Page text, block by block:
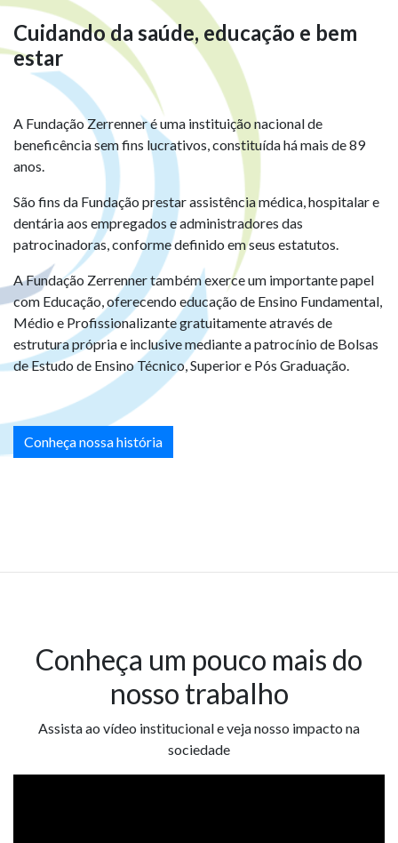
Cuidando da saúde, educação e bem
estar
A Fundação Zerrenner é uma instituição nacional de
beneficência sem fins lucrativos, constituída há mais de 89
anos.
São fins da Fundação prestar assistência médica, hospitalar e
dentária aos empregados e administradores das
patrocinadoras, conforme definido em seus estatutos.
A Fundação Zerrenner também exerce um importante papel
com Educação, oferecendo educação de Ensino Fundamental,
Médio e Profissionalizante gratuitamente através de
estrutura própria e inclusive mediante a patrocínio de Bolsas
de Estudo de Ensino Técnico, Superior e Pós Graduação.
Conheça nossa história
Conheça um pouco mais do
nosso trabalho
Assista ao vídeo institucional e veja nosso impacto na
sociedade